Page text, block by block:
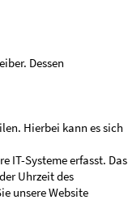
Dessen
Hierbei kann es sich
IT-Systeme erfasst. Das
Uhrzeit des
unsere Website